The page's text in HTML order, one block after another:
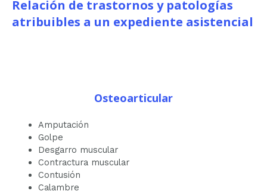
Relación de trastornos y patologías
atribuibles a un expediente asistencial
Osteoarticular
Amputación
Golpe
Desgarro muscular
Contractura muscular
Contusión
Calambre